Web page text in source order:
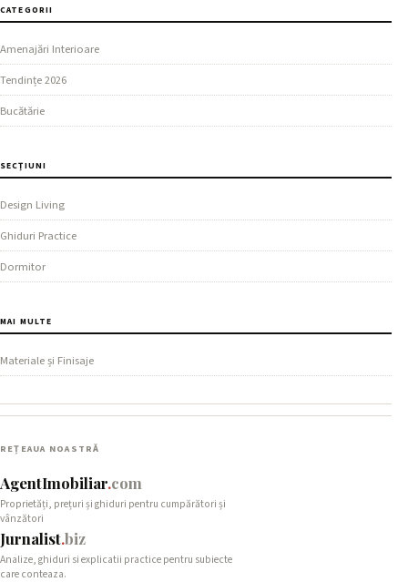
CATEGORII
Amenajări Interioare
Tendințe 2026
Bucătărie
SECȚIUNI
Design Living
Ghiduri Practice
Dormitor
MAI MULTE
Materiale și Finisaje
REȚEAUA NOASTRĂ
AgentImobiliar.com
Proprietăți, prețuri și ghiduri pentru cumpărători și
vânzători
Jurnalist.biz
Analize, ghiduri si explicatii practice pentru subiecte
care conteaza.